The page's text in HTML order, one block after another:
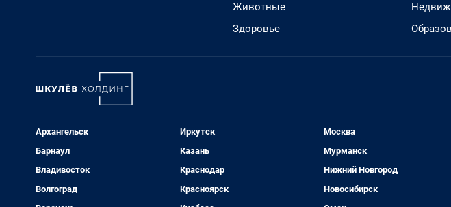
Животные
Здоровье
Архангельск
Барнаул
Владивосток
Волгоград
Иркутск
Казань
Краснодар
Красноярск
Москва
Мурманск
Нижний Новгород
Новосибирск